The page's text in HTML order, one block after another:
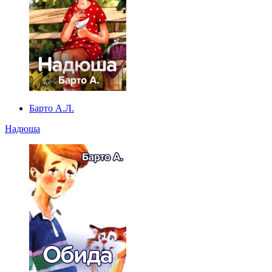
Барто А.Л.
Надюша